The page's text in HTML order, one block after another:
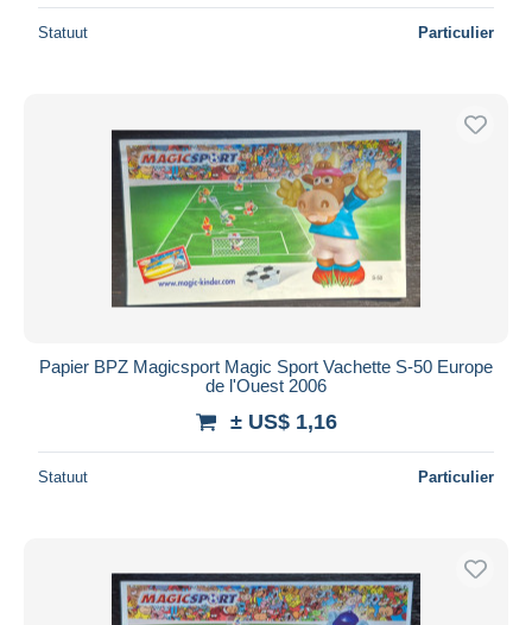
Statuut Particulier
Papier BPZ Magicsport Magic Sport Vachette S-50 Europe
de l'Ouest 2006
± US$ 1,16
Statuut Particulier